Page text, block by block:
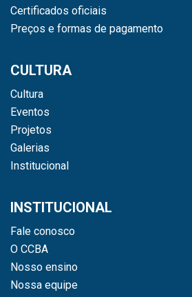
Certificados oficiais
Preços e formas de pagamento
CULTURA
Cultura
Eventos
Projetos
Galerias
Institucional
INSTITUCIONAL
Fale conosco
O CCBA
Nosso ensino
Nossa equipe